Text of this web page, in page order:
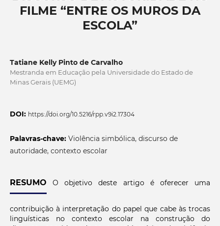
FILME “ENTRE OS MUROS DA
ESCOLA”
Tatiane Kelly Pinto de Carvalho
Mestranda em Educação pela Universidade do Estado de
Minas Gerais (UEMG)
DOI: https://doi.org/10.5216/rpp.v9i2.17304
Palavras-chave: Violência simbólica, discurso de
autoridade, contexto escolar
RESUMO O objetivo deste artigo é oferecer uma
contribuição à interpretação do papel que cabe às trocas
linguísticas no contexto escolar na construção do